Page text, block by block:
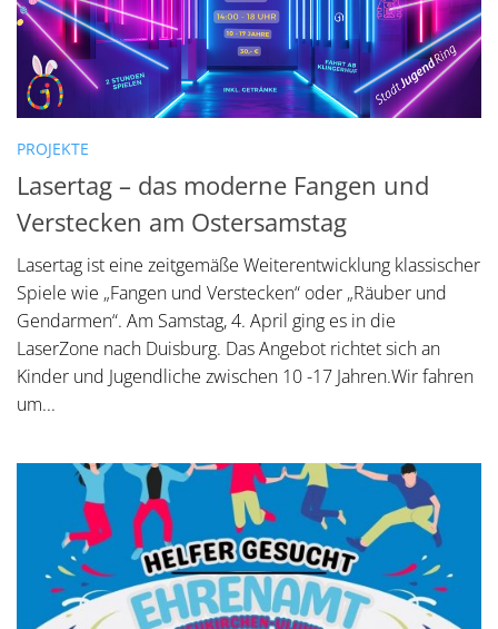
PROJEKTE
Lasertag – das moderne Fangen und
Verstecken am Ostersamstag
Lasertag ist eine zeitgemäße Weiterentwicklung klassischer
Spiele wie „Fangen und Verstecken“ oder „Räuber und
Gendarmen“. Am Samstag, 4. April ging es in die
LaserZone nach Duisburg. Das Angebot richtet sich an
Kinder und Jugendliche zwischen 10 -17 Jahren.Wir fahren
um...